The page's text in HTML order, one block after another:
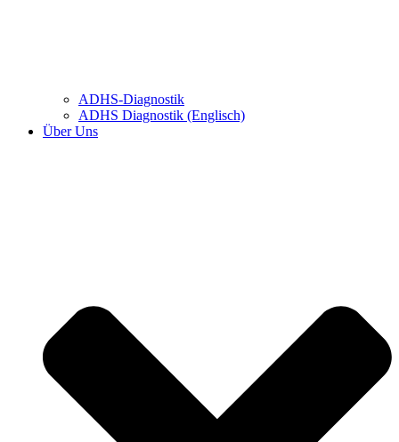
ADHS-Diagnostik
ADHS Diagnostik (Englisch)
Über Uns